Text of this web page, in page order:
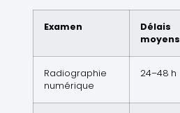
Examen
Délais
moyens
Radiographie
numérique
24–48 h